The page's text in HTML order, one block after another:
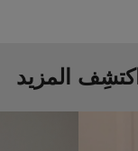
اكتشِف المزيد